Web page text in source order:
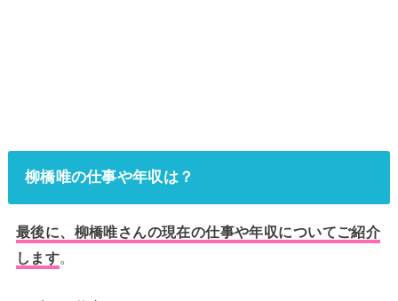
柳橋唯の仕事や年収は？
最後に、柳橋唯さんの現在の仕事や年収についてご紹介
します。